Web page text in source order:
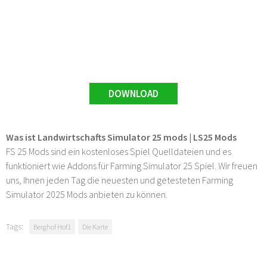
DOWNLOAD
Was ist Landwirtschafts Simulator 25 mods | LS25 Mods
FS 25 Mods sind ein kostenloses Spiel Quelldateien und es
funktioniert wie Addons für Farming Simulator 25 Spiel. Wir freuen
uns, Ihnen jeden Tag die neuesten und getesteten Farming
Simulator 2025 Mods anbieten zu können.
Tags: Berghof Hof1 Die Karte